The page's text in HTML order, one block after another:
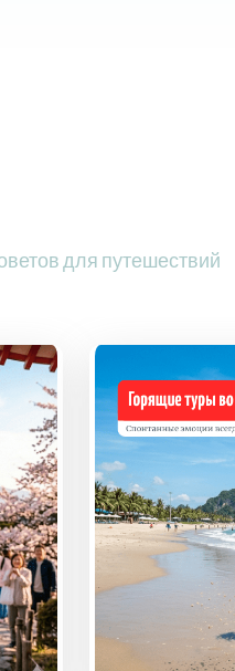
для путешествий